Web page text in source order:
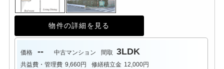
物件の詳細を見る
価格 -- 中古マンション 間取 3LDK
共益費・管理費 9,660円 修繕積立金 12,000円